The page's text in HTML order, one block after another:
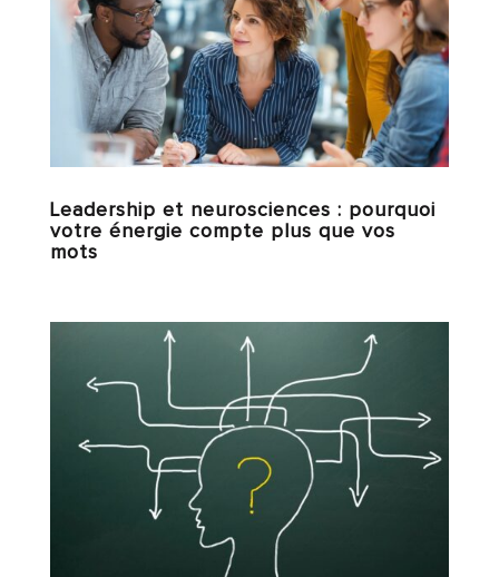
Leadership et neurosciences : pourquoi
votre énergie compte plus que vos
mots